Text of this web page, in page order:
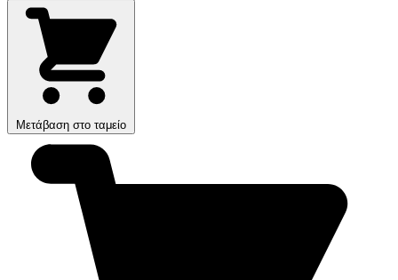
Μετάβαση στο ταμείο